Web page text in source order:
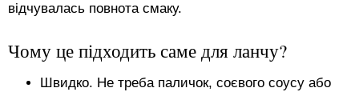
відчувалась повнота смаку.
Чому це підходить саме для ланчу?
Швидко. Не треба паличок, соєвого соусу або